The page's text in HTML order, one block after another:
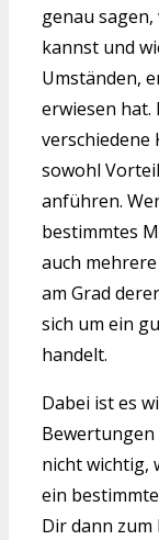
genau
kannst und
Umständen,
erwiesen hat.
verschiedene
sowohl
anführen.
bestimmtes
auch
am Grad
sich um ein
handelt.
Dabei ist es
Bewertungen
nicht wichtig,
ein
Dir dann zum